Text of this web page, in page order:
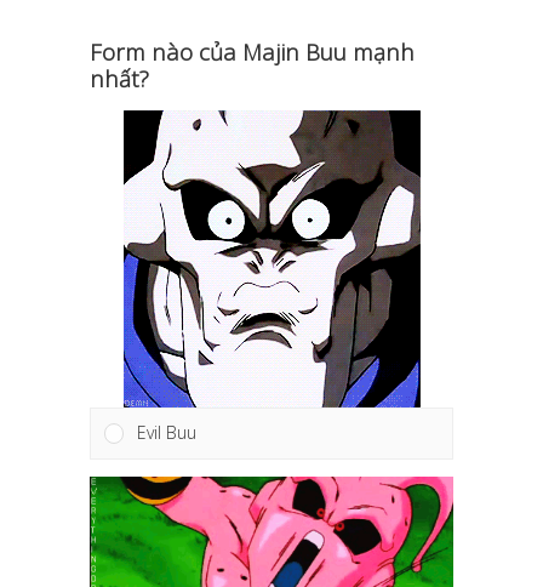
Form nào của Majin Buu mạnh
nhất?
Evil Buu